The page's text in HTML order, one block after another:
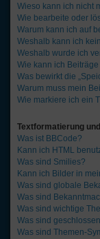
Wieso kann ich nicht
Wie bearbeite oder
Warum kann ich auf
Weshalb kann ich
Weshalb wurde ich
Wie kann ich
Was bewirkt die
Warum muss mein
Wie markiere ich ein
Textformatierung
Was ist BBCode?
Kann ich HTML
Was sind Smilies?
Kann ich Bilder in
Was sind globale
Was sind
Was sind wichtige
Was sind
Was sind Themen-